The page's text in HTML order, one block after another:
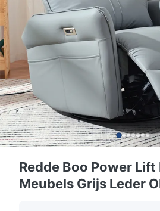
Redde Boo Power
Meubels Grijs Leder